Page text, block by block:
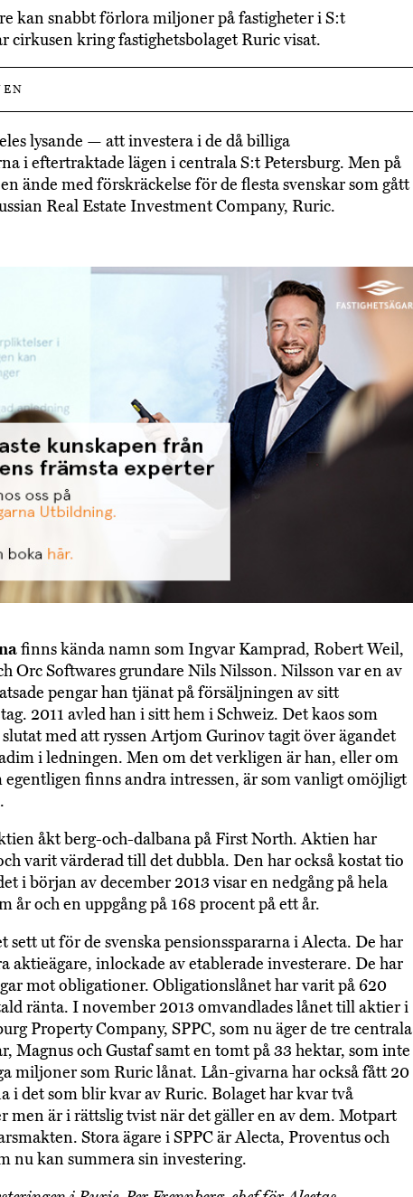
kan snabbt förlora miljoner på fastigheter i S:t
cirkusen kring fastighetsbolaget Ruric visat.
lysande — att investera i de då billiga
i eftertraktade lägen i centrala S:t Petersburg. Men på
ände med förskräckelse för de flesta svenskar som gått
Real Estate Investment Company, Ruric.
finns kända namn som Ingvar Kamprad, Robert Weil,
Orc Softwares grundare Nils Nilsson. Nilsson var en av
pengar han tjänat på försäljningen av sitt
2011 avled han i sitt hem i Schweiz. Det kaos som
med att ryssen Artjom Gurinov tagit över ägandet
i ledningen. Men om det verkligen är han, eller om
finns andra intressen, är som vanligt omöjligt
åkt berg-och-dalbana på First North. Aktien har
varit värderad till det dubbla. Den har också kostat tio
i början av december 2013 visar en nedgång på hela
år och en uppgång på 168 procent på ett år.
sett ut för de svenska pensionsspararna i Alecta. De har
aktieägare, inlockade av etablerade investerare. De har
mot obligationer. Obligationslånet har varit på 620
ränta. I november 2013 omvandlades lånet till aktier i
Property Company, SPPC, som nu äger de tre centrala
Magnus och Gustaf samt en tomt på 33 hektar, som inte
miljoner som Ruric lånat. Lån-givarna har också fått 20
i det som blir kvar av Ruric. Bolaget har kvar två
men är i rättslig tvist när det gäller en av dem. Motpart
Stora ägare i SPPC är Alecta, Proventus och
nu kan summera sin investering.